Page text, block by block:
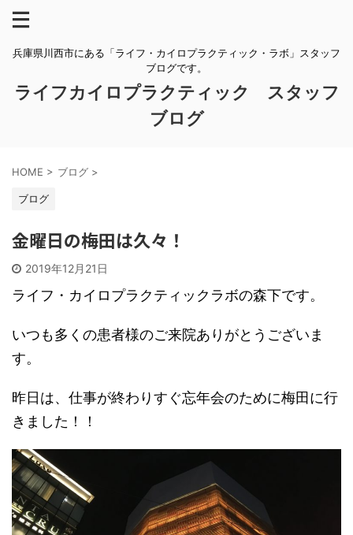
兵庫県川西市にある「ライフ・カイロプラクティック・ラボ」スタッフ
ブログです。
ライフカイロプラクティック スタッフ
ブログ
HOME > ブログ >
ブログ
金曜日の梅田は久々！
2019年12月21日
ライフ・カイロプラクティックラボの森下です。
いつも多くの患者様のご来院ありがとうございま
す。
昨日は、仕事が終わりすぐ忘年会のために梅田に行
きました！！